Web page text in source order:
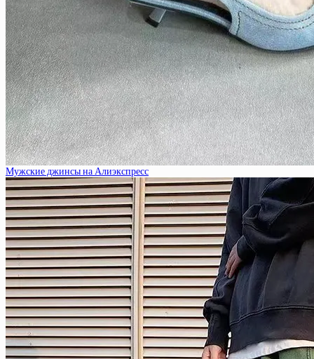
Мужские джинсы на Алиэкспресс